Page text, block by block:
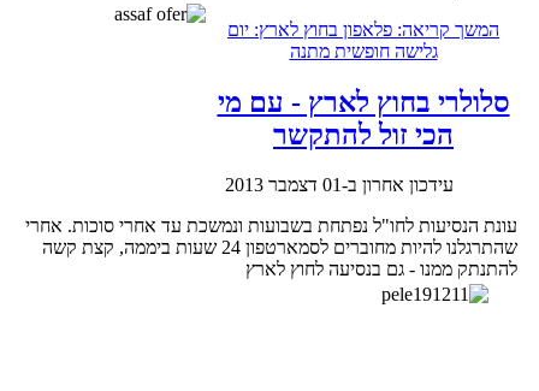
המשך קריאה: פלאפון בחוץ לארץ: יום
גלישה חופשית מתנה
סלולרי בחוץ לארץ - עם מי
הכי זול להתקשר
עידכון אחרון ב-01 דצמבר 2013
עונת הנסיעות לחו"ל נפתחת בשבועות ונמשכת עד אחרי סוכות. אחרי
שהתרגלנו להיות מחוברים לסמארטפון 24 שעות ביממה, קצת קשה
להתנתק ממנו - גם בנסיעה לחוץ לארץ